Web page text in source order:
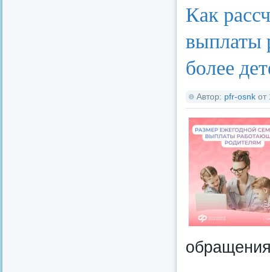
Как
выплаты
более
Автор: pfr-osnk от